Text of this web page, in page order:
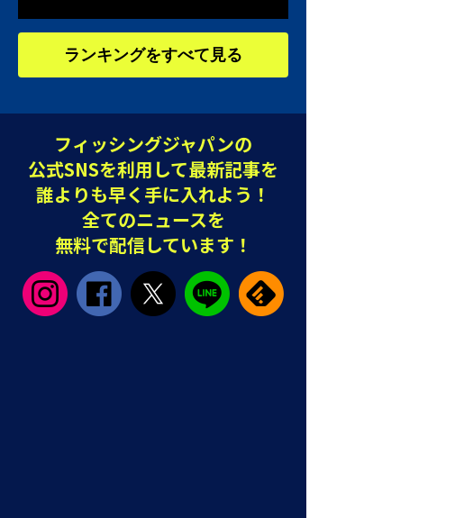
ランキングをすべて見る
フィッシングジャパンの
公式SNSを利用して最新記事を
誰よりも早く手に入れよう！
全てのニュースを
無料で配信しています！